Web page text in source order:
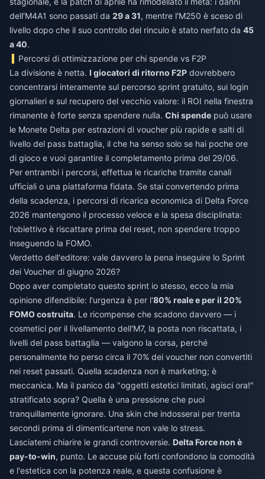
dell'M4A1 sono passati da 29 a 31, mentre l'M250 è sceso di
livello dopo che il suo controllo del rinculo è stato nerfato da 45
a 40.
Percorsi di ottimizzazione per chi spende vs F2P
La divisione è netta. I giocatori di ritorno F2P dovrebbero
concentrarsi interamente sul percorso sprint gratuito, sui login
giornalieri e sul recupero del vecchio valore: il ROI nella finestra
rimanente è forte senza spendere nulla. Chi spende può usare
le Monete Delta per estrazioni di voucher più rapide e salti di
livello del pass battaglia, il che ha senso solo se hai poche ore
di gioco e vuoi garantire il completamento prima del 29/06.
Per entrambi i percorsi, effettua le ricariche tramite canali
ufficiali o una piattaforma fidata. Se stai convertendo prima
della scadenza, i percorsi di ricarica economica di Delta Force
2026 mantengono il processo veloce e la spesa disciplinata:
l'obiettivo è riscattare prima del reset, non spendere troppo
inseguendo la FOMO.
Verdetto dell'editore: vale davvero la pena inseguire lo Sprint
dei Voucher di giugno 2026?
Dopo aver completato questo sprint io stesso, ecco la mia
opinione difendibile: l'urgenza è per l'80% reale e per il 20%
FOMO costruita. Le ricompense che scadono davvero — i
cosmetici per il livellamento dell'M7, la posta non riscattata, i
livelli del pass battaglia — valgono la corsa, perché
personalmente ho perso circa il 70% dei voucher non convertiti
nei reset passati. Quella scadenza non è marketing; è
meccanica. Ma il panico da "oggetti estetici limitati, agisci ora!"
stratificato sopra? Quella è una pressione che puoi
tranquillamente ignorare. Una skin che indosserai per trenta
secondi prima di dimenticartene non vale lo stress.
Lasciatemi chiarire le grandi controversie. Delta Force non è
pay-to-win, punto. Le accuse più forti confondono la comodità
e l'estetica con la potenza reale, e questa confusione è